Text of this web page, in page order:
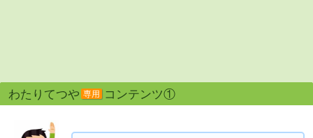
わたりてつや 専用 コンテンツ①